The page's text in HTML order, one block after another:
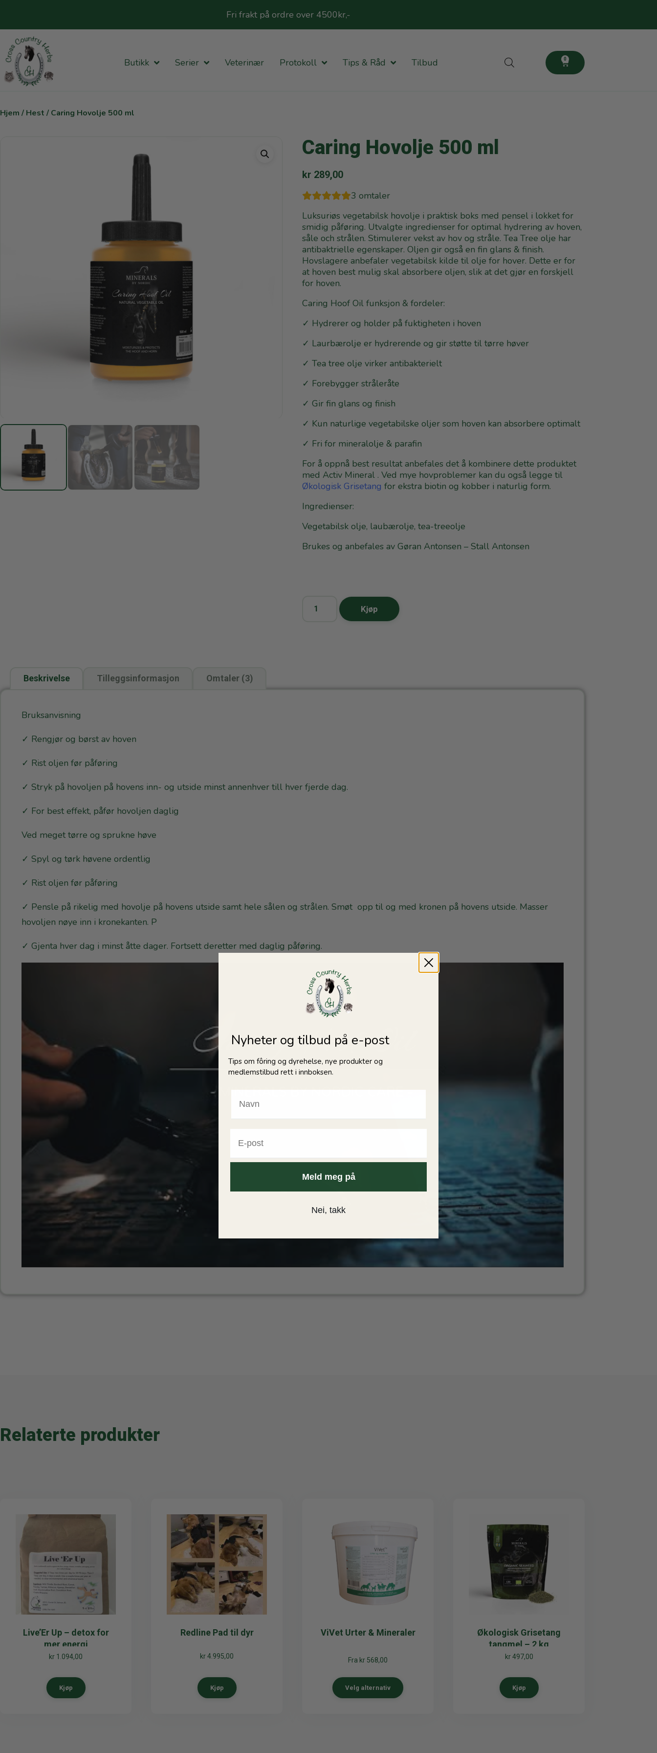
Fri frakt på ordre over 4500kr,-
Butikk Serier Veterinær Protokoll Tips & Råd Tilbud 0
Hjem / Hest / Caring Hovolje 500 ml
Caring Hovolje 500 ml
kr 289,00
3 omtaler
Luksuriøs vegetabilsk hovolje i praktisk boks med pensel i lokket for
smidig påføring. Utvalgte ingredienser for optimal hydrering av hoven,
såle och strålen. Stimulerer vekst av hov og stråle. Tea Tree olje har
antibaktrielle egenskaper. Oljen gir også en fin glans & finish.
Hovslagere anbefaler vegetabilsk kilde til olje for hover. Dette er for
at hoven best mulig skal absorbere oljen, slik at det gjør en forskjell
for hoven.
Caring Hoof Oil funksjon & fordeler:
✓ Hydrerer og holder på fuktigheten i hoven
✓ Laurbærolje er hydrerende og gir støtte til tørre høver
✓ Tea tree olje virker antibakterielt
✓ Forebygger stråleråte
✓ Gir fin glans og finish
✓ Kun naturlige vegetabilske oljer som hoven kan absorbere optimalt
✓ Fri for mineralolje & parafin
For å oppnå best resultat anbefales det å kombinere dette produktet
med Activ Mineral . Ved mye hovproblemer kan du også legge til
Økologisk Grisetang for ekstra biotin og kobber i naturlig form.
Ingredienser:
Vegetabilsk olje, laubærolje, tea-treeolje
Brukes og anbefales av Gøran Antonsen – Stall Antonsen
Kjøp
Beskrivelse Tilleggsinformasjon Omtaler (3)
Bruksanvisning
✓ Rengjør og børst av hoven
✓ Rist oljen før påføring
✓ Stryk på hovoljen på hovens inn- og utside minst annenhver till hver fjerde dag.
✓ For best effekt, påfør hovoljen daglig
Ved meget tørre og sprukne høve
✓ Spyl og tørk høvene ordentlig
✓ Rist oljen før påføring
✓ Pensle på rikelig med hovolje på hovens utside samt hele sålen og strålen. Smøt opp til og med kronen på hovens utside. Masser
hovoljen nøye inn i kronekanten. P
✓ Gjenta hver dag i minst åtte dager. Fortsett deretter med daglig påføring.
Relaterte produkter
Live’Er Up – detox for
mer energi
kr 1.094,00
Kjøp
Redline Pad til dyr
kr4.995,00
Kjøp
ViVet Urter & Mineraler
Fra kr 568,00
Velg alternativ
Økologisk Grisetang
tangmel – 2 kg
kr497,00
Kjøp
Nyheter og tilbud på e-post
Tips om fôring og dyrehelse, nye produkter og
medlemstilbud rett i innboksen.
Meld meg på
Nei, takk